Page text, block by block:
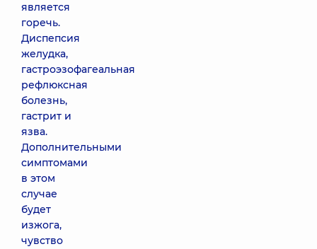
является
горечь.
Диспепсия
желудка,
гастроэзофагеальная
рефлюксная
болезнь,
гастрит и
язва.
Дополнительными
симптомами
в этом
случае
будет
изжога,
чувство